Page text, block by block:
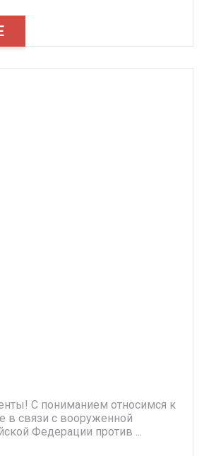
С пониманием относимся к
в связи с вооруженной
Федерации против ...